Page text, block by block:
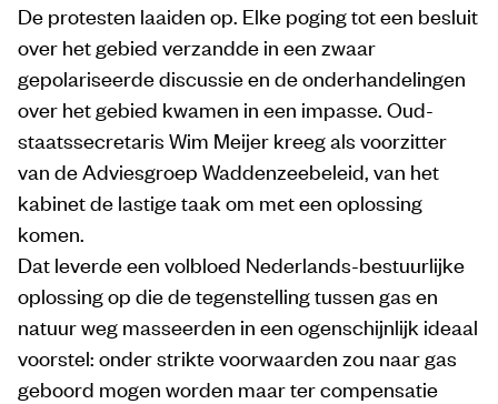
De protesten laaiden op. Elke poging tot een besluit
over het gebied verzandde in een zwaar
gepolariseerde discussie en de onderhandelingen
over het gebied kwamen in een impasse. Oud-
staatssecretaris Wim Meijer kreeg als voorzitter
van de Adviesgroep Waddenzeebeleid, van het
kabinet de lastige taak om met een oplossing
komen.
Dat leverde een volbloed Nederlands-bestuurlijke
oplossing op die de tegenstelling tussen gas en
natuur weg masseerden in een ogenschijnlijk ideaal
voorstel: onder strikte voorwaarden zou naar gas
geboord mogen worden maar ter compensatie